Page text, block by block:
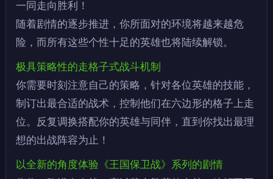
一同走向胜利！
随着剧情的逐步推进，你所面对的环境将越来越危
险，而所有这些个性十足的英雄也将陆续解锁。
极具策略性的走格子式战斗机制
你需要时刻注意自己的策略，针对各位英雄的技能，
制订出最合适的战术，控制他们在六边形的格子上走
位。反复调换搭配你的英雄与同伴，直到你找出最理
想的出战阵容为止！
以全新的角度体验《王国保卫战》系列的剧情